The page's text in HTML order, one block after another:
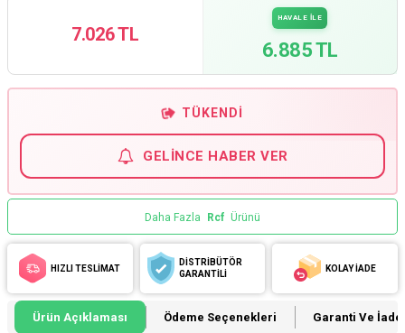
7.026 TL
HAVALE İLE
6.885 TL
TÜKENDI
GELINCE HABER VER
Daha Fazla Rcf Ürünü
HIZLI TESLİMAT
DİSTRİBÜTÖR
GARANTİLİ
KOLAY İADE
Ürün Açıklaması Ödeme Seçenekleri Garanti Ve İade